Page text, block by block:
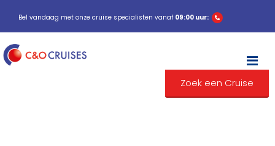
Bel vandaag met onze cruise specialisten vanaf 09:00 uur:
Zoek een Cruise